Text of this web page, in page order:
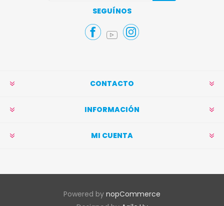
SEGUÍNOS
CONTACTO
INFORMACIÓN
MI CUENTA
Powered by nopCommerce